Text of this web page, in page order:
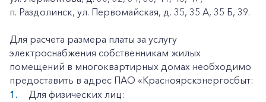
п. Раздолинск, ул. Первомайская, д. 35, 35 А, 35 Б, 39.
Для расчета размера платы за услугу
электроснабжения собственникам жилых
помещений в многоквартирных домах необходимо
предоставить в адрес ПАО «Красноярскэнергосбыт:
Для физических лиц: